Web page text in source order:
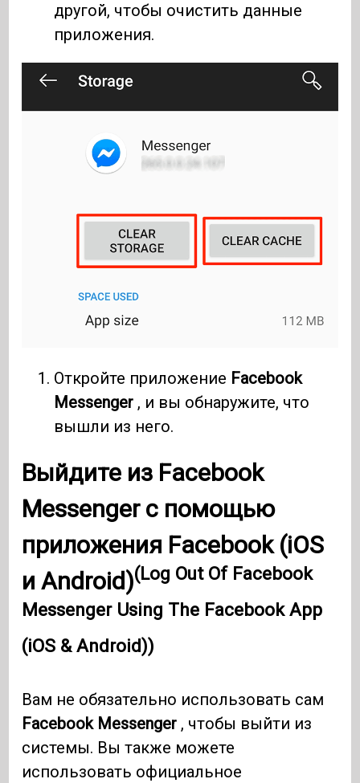
другой, чтобы очистить данные
приложения.
Откройте приложение Facebook
Messenger , и вы обнаружите, что
вышли из него.
Выйдите из Facebook
Messenger с помощью
приложения Facebook (iOS
и Android)(Log Out Of Facebook
Messenger Using The Facebook App
(iOS & Android))
Вам не обязательно использовать сам
Facebook Messenger , чтобы выйти из
системы. Вы также можете
использовать официальное